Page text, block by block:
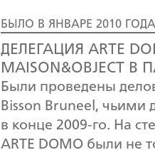
БЫЛО В ЯНВАРЕ 2010 ГОДА
ДЕЛЕГАЦИЯ ARTE
MAISON&OBJECT В
Были проведены
Bisson Bruneel, чьими
в конце 2009-го. На
ARTE DOMO были не